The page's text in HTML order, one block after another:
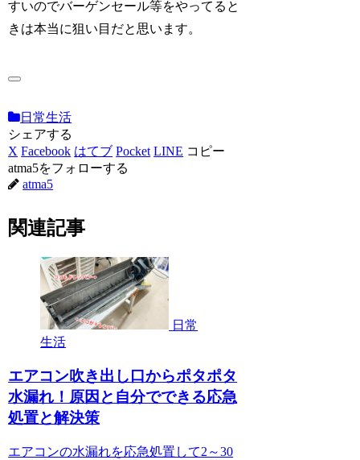
すいのでバーゲンセール等をやってると
きは本当に狙い目だと思います。
日常生活
シェアする
X Facebook はてブ Pocket LINE コピー
atma5をフォローする
atma5
関連記事
日常
生活
エアコン吹き出し口からポタポタ
水漏れ！原因と自分でできる応急
処置と解決策
エアコンの水漏れを応急処置して2～30